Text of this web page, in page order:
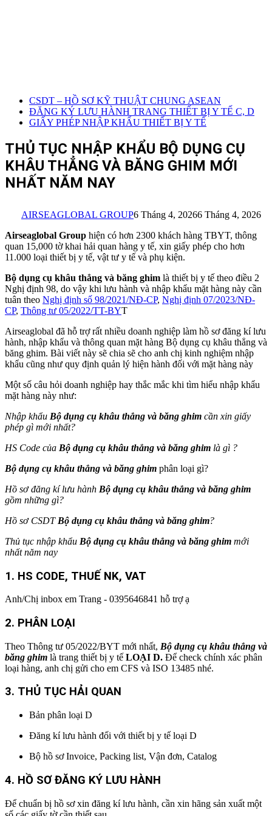
CSDT – HỒ SƠ KỸ THUẬT CHUNG ASEAN
ĐĂNG KÝ LƯU HÀNH TRANG THIẾT BỊ Y TẾ C, D
GIẤY PHÉP NHẬP KHẨU THIẾT BỊ Y TẾ
THỦ TỤC NHẬP KHẨU BỘ DỤNG CỤ
KHÂU THẲNG VÀ BĂNG GHIM MỚI
NHẤT NĂM NAY
AIRSEAGLOBAL GROUP6 Tháng 4, 20266 Tháng 4, 2026
Airseaglobal Group hiện có hơn 2300 khách hàng TBYT, thông
quan 15,000 tờ khai hải quan hàng y tế, xin giấy phép cho hơn
11.000 loại thiết bị y tế, vật tư y tế và phụ kiện.
Bộ dụng cụ khâu thẳng và băng ghim là thiết bị y tế theo điều 2
Nghị định 98, do vậy khi lưu hành và nhập khẩu mặt hàng này cần
tuân theo Nghị định số 98/2021/NĐ-CP, Nghị định 07/2023/NĐ-
CP, Thông tư 05/2022/TT-BYT
Airseaglobal đã hỗ trợ rất nhiều doanh nghiệp làm hồ sơ đăng kí lưu
hành, nhập khẩu và thông quan mặt hàng Bộ dụng cụ khâu thẳng và
băng ghim. Bài viết này sẽ chia sẽ cho anh chị kinh nghiệm nhập
khẩu cũng như quy định quản lý hiện hành đối với mặt hàng này
Một số câu hỏi doanh nghiệp hay thắc mắc khi tìm hiểu nhập khẩu
mặt hàng này như:
Nhập khẩu Bộ dụng cụ khâu thẳng và băng ghim cần xin giấy
phép gì mới nhất?
HS Code của Bộ dụng cụ khâu thẳng và băng ghim là gì ?
Bộ dụng cụ khâu thẳng và băng ghim phân loại gì?
Hồ sơ đăng kí lưu hành Bộ dụng cụ khâu thẳng và băng ghim
gồm những gì?
Hồ sơ CSDT Bộ dụng cụ khâu thẳng và băng ghim?
Thủ tục nhập khẩu Bộ dụng cụ khâu thẳng và băng ghim mới
nhất năm nay
1. HS CODE, THUẾ NK, VAT
Anh/Chị inbox em Trang - 0395646841 hỗ trợ ạ
2. PHÂN LOẠI
Theo Thông tư 05/2022/BYT mới nhất, Bộ dụng cụ khâu thẳng và
băng ghim là trang thiết bị y tế LOẠI D. Để check chính xác phân
loại hàng, anh chị gửi cho em CFS và ISO 13485 nhé.
3. THỦ TỤC HẢI QUAN
Bản phân loại D
Đăng kí lưu hành đối với thiết bị y tế loại D
Bộ hồ sơ Invoice, Packing list, Vận đơn, Catalog
4. HỒ SƠ ĐĂNG KÝ LƯU HÀNH
Để chuẩn bị hồ sơ xin đăng kí lưu hành, cần xin hãng sản xuất một